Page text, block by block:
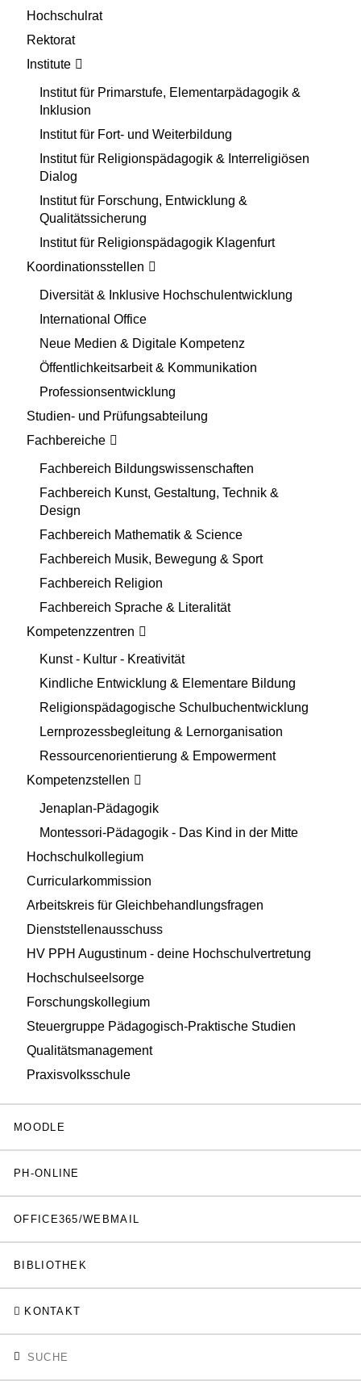
Hochschulrat
Rektorat
Institute
Institut für Primarstufe, Elementarpädagogik &
Inklusion
Institut für Fort- und Weiterbildung
Institut für Religionspädagogik & Interreligiösen
Dialog
Institut für Forschung, Entwicklung &
Qualitätssicherung
Institut für Religionspädagogik Klagenfurt
Koordinationsstellen
Diversität & Inklusive Hochschulentwicklung
International Office
Neue Medien & Digitale Kompetenz
Öffentlichkeitsarbeit & Kommunikation
Professionsentwicklung
Studien- und Prüfungsabteilung
Fachbereiche
Fachbereich Bildungswissenschaften
Fachbereich Kunst, Gestaltung, Technik &
Design
Fachbereich Mathematik & Science
Fachbereich Musik, Bewegung & Sport
Fachbereich Religion
Fachbereich Sprache & Literalität
Kompetenzzentren
Kunst - Kultur - Kreativität
Kindliche Entwicklung & Elementare Bildung
Religionspädagogische Schulbuchentwicklung
Lernprozessbegleitung & Lernorganisation
Ressourcenorientierung & Empowerment
Kompetenzstellen
Jenaplan-Pädagogik
Montessori-Pädagogik - Das Kind in der Mitte
Hochschulkollegium
Curricularkommission
Arbeitskreis für Gleichbehandlungsfragen
Dienststellenausschuss
HV PPH Augustinum - deine Hochschulvertretung
Hochschulseelsorge
Forschungskollegium
Steuergruppe Pädagogisch-Praktische Studien
Qualitätsmanagement
Praxisvolksschule
MOODLE
PH-ONLINE
OFFICE365/WEBMAIL
BIBLIOTHEK
KONTAKT